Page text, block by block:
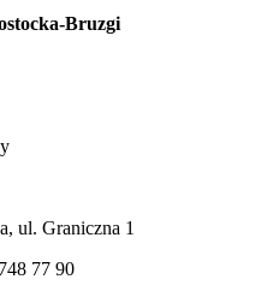
Bruzgi
ul. Graniczna 1
77 90